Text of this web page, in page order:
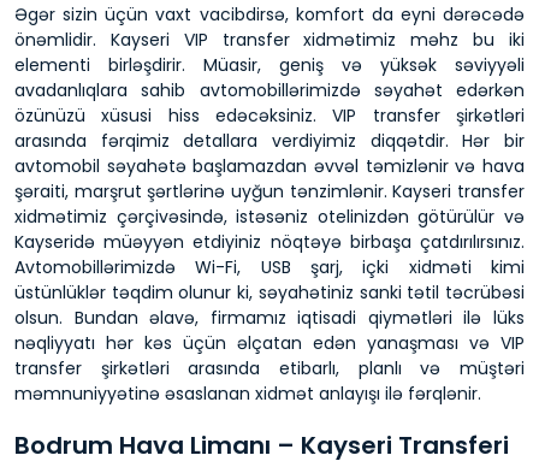
Əgər sizin üçün vaxt vacibdirsə, komfort da eyni dərəcədə
önəmlidir. Kayseri VIP transfer xidmətimiz məhz bu iki
elementi birləşdirir. Müasir, geniş və yüksək səviyyəli
avadanlıqlara sahib avtomobillərimizdə səyahət edərkən
özünüzü xüsusi hiss edəcəksiniz. VIP transfer şirkətləri
arasında fərqimiz detallara verdiyimiz diqqətdir. Hər bir
avtomobil səyahətə başlamazdan əvvəl təmizlənir və hava
şəraiti, marşrut şərtlərinə uyğun tənzimlənir. Kayseri transfer
xidmətimiz çərçivəsində, istəsəniz otelinizdən götürülür və
Kayseridə müəyyən etdiyiniz nöqtəyə birbaşa çatdırılırsınız.
Avtomobillərimizdə Wi-Fi, USB şarj, içki xidməti kimi
üstünlüklər təqdim olunur ki, səyahətiniz sanki tətil təcrübəsi
olsun. Bundan əlavə, firmamız iqtisadi qiymətləri ilə lüks
nəqliyyatı hər kəs üçün əlçatan edən yanaşması və VIP
transfer şirkətləri arasında etibarlı, planlı və müştəri
məmnuniyyətinə əsaslanan xidmət anlayışı ilə fərqlənir.
Bodrum Hava Limanı – Kayseri Transferi